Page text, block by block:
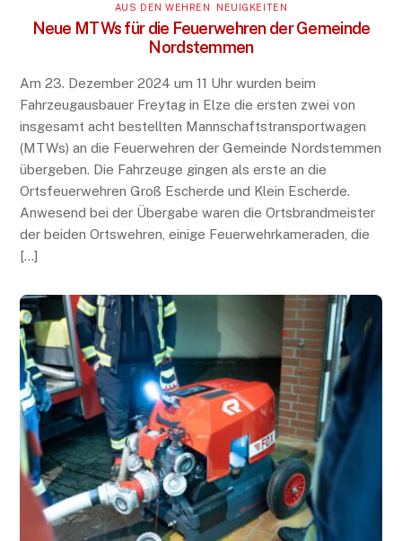
AUS DEN WEHREN NEUIGKEITEN
Neue MTWs für die Feuerwehren der Gemeinde
Nordstemmen
Am 23. Dezember 2024 um 11 Uhr wurden beim
Fahrzeugausbauer Freytag in Elze die ersten zwei von
insgesamt acht bestellten Mannschaftstransportwagen
(MTWs) an die Feuerwehren der Gemeinde Nordstemmen
übergeben. Die Fahrzeuge gingen als erste an die
Ortsfeuerwehren Groß Escherde und Klein Escherde.
Anwesend bei der Übergabe waren die Ortsbrandmeister
der beiden Ortswehren, einige Feuerwehrkameraden, die
[…]